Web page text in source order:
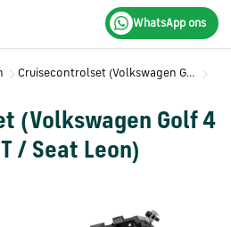
WhatsApp ons
Cruisecontrolset (Volkswagen Golf 4 / Audi A3 8L + TT / Seat Leon)
(Volkswagen Golf 4
/ Seat Leon)